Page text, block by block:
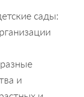
сады:
и